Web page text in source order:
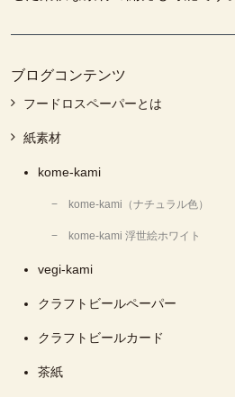
ブログコンテンツ
フードロスペーパーとは
紙素材
kome-kami
kome-kami（ナチュラル色）
kome-kami 浮世絵ホワイト
vegi-kami
クラフトビールペーパー
クラフトビールカード
茶紙